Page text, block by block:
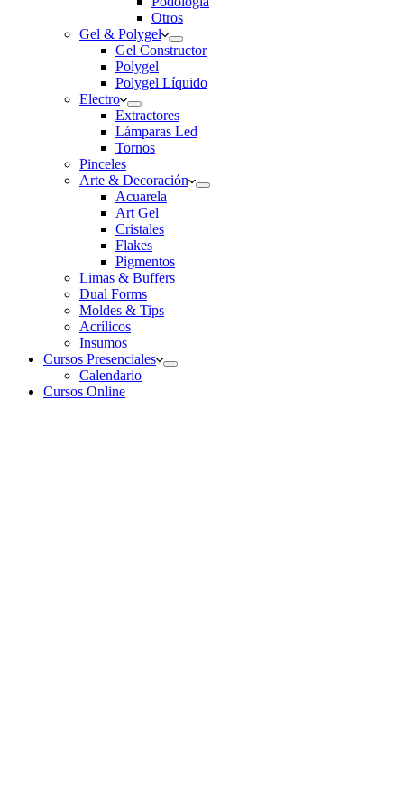
Otros
Gel & Polygel
Gel Constructor
Polygel
Polygel Líquido
Electro
Extractores
Lámparas Led
Tornos
Pinceles
Arte & Decoración
Acuarela
Art Gel
Cristales
Flakes
Pigmentos
Limas & Buffers
Dual Forms
Moldes & Tips
Acrílicos
Insumos
Cursos Presenciales
Calendario
Cursos Online